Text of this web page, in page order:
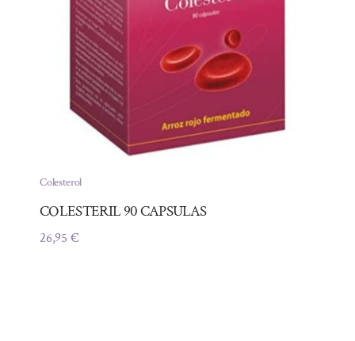
Colesterol
COLESTERIL 90 CAPSULAS
26,95 €